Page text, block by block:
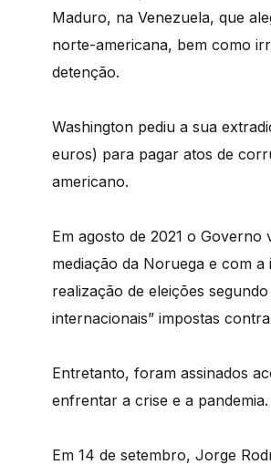
Maduro, na Venezuela, que
norte-americana, bem como
detenção.
Washington pediu a sua
euros) para pagar atos de
americano.
Em agosto de 2021 o
mediação da Noruega e com
realização de eleições
internacionais” impostas
Entretanto, foram assinados
enfrentar a crise e a pandemia.
Em 14 de setembro, Jorge